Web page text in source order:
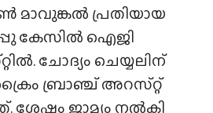
പ്രതിയായ
കേസിൽ ഐജി
ചോദ്യം ചെയ്യലിന്
ബ്രാഞ്ച് അറസ്‌റ്റ്
ശേഷം ജാമ്യം നൽകി